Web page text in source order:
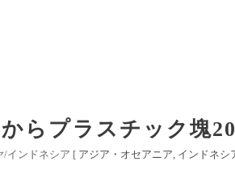
らプラスチック塊
/インドネシア [ アジア・オセアニア インドネシ